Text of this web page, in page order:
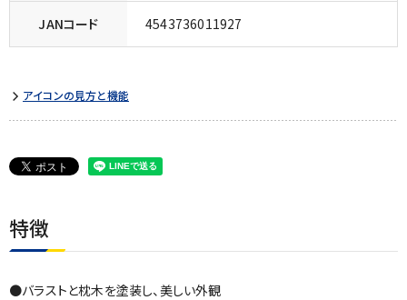
JANコード 4543736011927
アイコンの見方と機能
特徴
●バラストと枕木を塗装し、美しい外観